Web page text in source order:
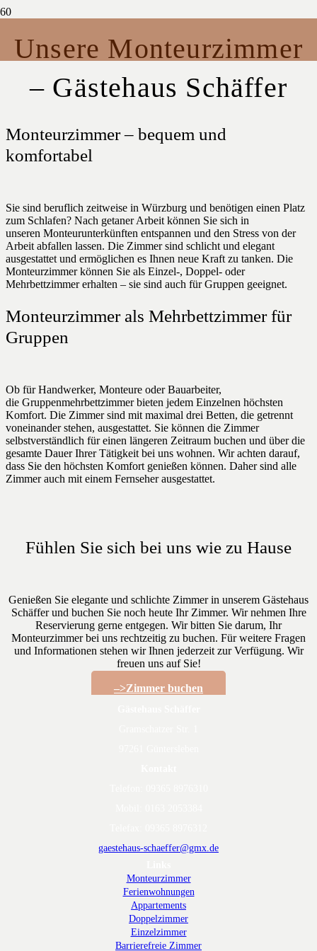
Unsere Monteurzimmer
– Gästehaus Schäffer
Monteurzimmer – bequem und
komfortabel
Sie sind beruflich zeitweise in Würzburg und benötigen einen Platz
zum Schlafen? Nach getaner Arbeit können Sie sich in
unseren Monteurunterkünften entspannen und den Stress von der
Arbeit abfallen lassen. Die Zimmer sind schlicht und elegant
ausgestattet und ermöglichen es Ihnen neue Kraft zu tanken. Die
Monteurzimmer können Sie als Einzel-, Doppel- oder
Mehrbettzimmer erhalten – sie sind auch für Gruppen geeignet.
Monteurzimmer als Mehrbettzimmer für
Gruppen
Ob für Handwerker, Monteure oder Bauarbeiter,
die Gruppenmehrbettzimmer bieten jedem Einzelnen höchsten
Komfort. Die Zimmer sind mit maximal drei Betten, die getrennt
voneinander stehen, ausgestattet. Sie können die Zimmer
selbstverständlich für einen längeren Zeitraum buchen und über die
gesamte Dauer Ihrer Tätigkeit bei uns wohnen. Wir achten darauf,
dass Sie den höchsten Komfort genießen können. Daher sind alle
Zimmer auch mit einem Fernseher ausgestattet.
Fühlen Sie sich bei uns wie zu Hause
Genießen Sie elegante und schlichte Zimmer in unserem Gästehaus
Schäffer und buchen Sie noch heute Ihr Zimmer. Wir nehmen Ihre
Reservierung gerne entgegen. Wir bitten Sie darum, Ihr
Monteurzimmer bei uns rechtzeitig zu buchen. Für weitere Fragen
und Informationen stehen wir Ihnen jederzeit zur Verfügung. Wir
freuen uns auf Sie!
–>Zimmer buchen
gaestehaus-schaeffer@gmx.de
Monteurzimmer
Ferienwohnungen
Appartements
Doppelzimmer
Einzelzimmer
Barrierefreie Zimmer